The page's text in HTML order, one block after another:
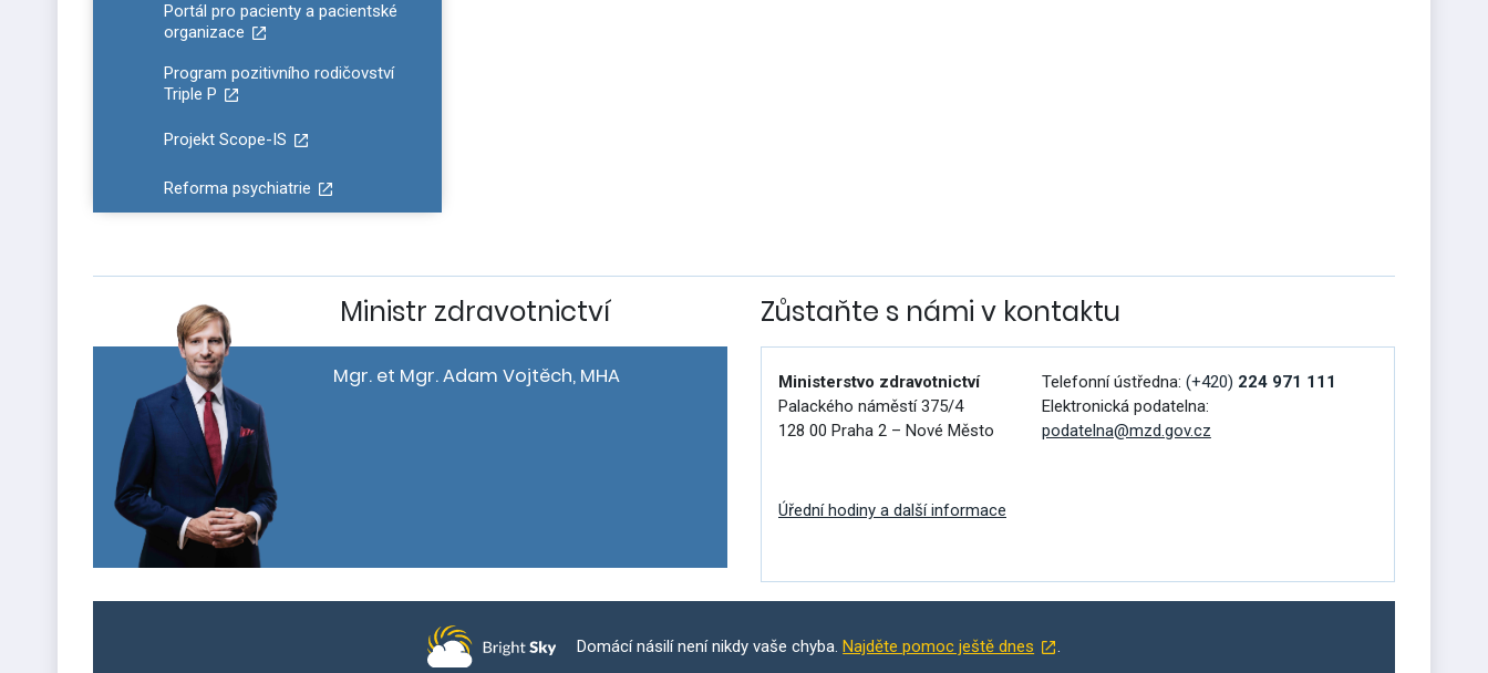
Portál pro pacienty a pacientské
organizace
Program pozitivního rodičovství
Triple P
Projekt Scope-IS
Reforma psychiatrie
Ministr zdravotnictví
Mgr. et Mgr. Adam Vojtěch, MHA
Zůstaňte s námi v kontaktu
Ministerstvo zdravotnictví
Palackého náměstí 375/4
128 00 Praha 2 – Nové Město
Telefonní ústředna: (+420) 224 971 111
Elektronická podatelna:
podatelna@mzd.gov.cz
Úřední hodiny a další informace
Domácí násilí není nikdy vaše chyba.Najděte pomoc ještě dnes .